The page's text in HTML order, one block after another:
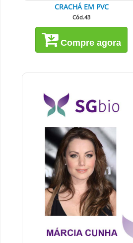
CRACHÁ EM PVC
Cód.43
Compre agora